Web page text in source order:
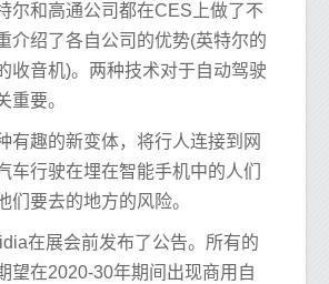
尔和高通公司都在CES上做了不
介绍了各自公司的优势(英特尔的
收音机)。两种技术对于自动驾驶
重要。
有趣的新变体，将行人连接到网
车行驶在埋在智能手机中的人们
们要去的地方的风险。
在展会前发布了公告。所有的
望在2020-30年期间出现商用自